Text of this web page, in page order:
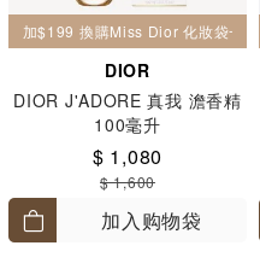
加$199 換購Miss Dior 化妝袋一個
DIOR
DIOR J'ADORE 真我 澹香精
100毫升
$ 1,080
$ 1,600
加入购物袋